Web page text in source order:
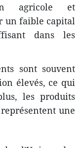
agricole et
un faible capital
dans les
sont souvent
élevés, ce qui
les produits
une